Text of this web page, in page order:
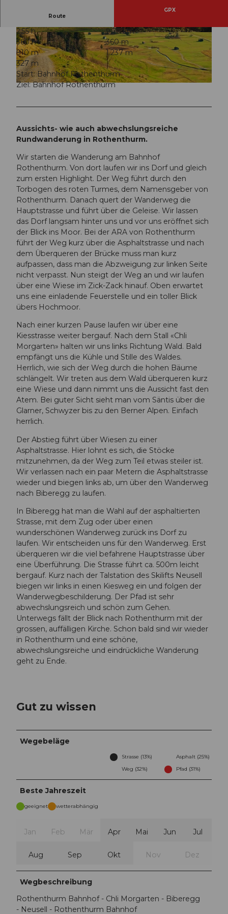
© Erlebnisregion Mythen, Schwyzer Wanderwege
© Erlebnisregion Mythen, Schwyzer Wanderwe
ge
© Erlebnisregion Mythen, Schwyzer Wanderwe
ge
Route
GPX
2:55 h
9,29 km
360 m
360 m
910 m
1.237 m
327 m
Start: Bahnhof Rothenthurm
Ziel: Bahnhof Rothenthurm
Aussichts- wie auch abwechslungsreiche
Rundwanderung in Rothenthurm.
Wir starten die Wanderung am Bahnhof
Rothenthurm. Von dort laufen wir ins Dorf und gleich
zum ersten Highlight. Der Weg führt durch den
Torbogen des roten Turmes, dem Namensgeber von
Rothenthurm. Danach quert der Wanderweg die
Hauptstrasse und führt über die Geleise. Wir lassen
das Dorf langsam hinter uns und vor uns eröffnet sich
der Blick ins Moor. Bei der ARA von Rothenthurm
führt der Weg kurz über die Asphaltstrasse und nach
dem Überqueren der Brücke muss man kurz
aufpassen, dass man die Abzweigung zur linken Seite
nicht verpasst. Nun steigt der Weg an und wir laufen
über eine Wiese im Zick-Zack hinauf. Oben erwartet
uns eine einladende Feuerstelle und ein toller Blick
übers Hochmoor.
Nach einer kurzen Pause laufen wir über eine
Kiesstrasse weiter bergauf. Nach dem Stall «Chli
Morgarten» halten wir uns links Richtung Wald. Bald
empfängt uns die Kühle und Stille des Waldes.
Herrlich, wie sich der Weg durch die hohen Bäume
schlängelt. Wir treten aus dem Wald überqueren kurz
eine Wiese und dann nimmt uns die Aussicht fast den
Atem. Bei guter Sicht sieht man vom Säntis über die
Glarner, Schwyzer bis zu den Berner Alpen. Einfach
herrlich.
Der Abstieg führt über Wiesen zu einer
Asphaltstrasse. Hier lohnt es sich, die Stöcke
mitzunehmen, da der Weg zum Teil etwas steiler ist.
Wir verlassen nach ein paar Metern die Asphaltstrasse
wieder und biegen links ab, um über den Wanderweg
nach Biberegg zu laufen.
In Biberegg hat man die Wahl auf der asphaltierten
Strasse, mit dem Zug oder über einen
wunderschönen Wanderweg zurück ins Dorf zu
laufen. Wir entscheiden uns für den Wanderweg. Erst
überqueren wir die viel befahrene Hauptstrasse über
eine Überführung. Die Strasse führt ca. 500m leicht
bergauf. Kurz nach der Talstation des Skilifts Neusell
biegen wir links in einen Kiesweg ein und folgen der
Wanderwegbeschilderung. Der Pfad ist sehr
abwechslungsreich und schön zum Gehen.
Unterwegs fällt der Blick nach Rothenthurm mit der
grossen, auffälligen Kirche. Schon bald sind wir wieder
in Rothenthurm und eine schöne,
abwechslungsreiche und eindrückliche Wanderung
geht zu Ende.
Gut zu wissen
Wegebeläge
Strasse (13%)
Asphalt (25%)
Weg (32%)
Pfad (31%)
Beste Jahreszeit
geeignet wetterabhängig
Jan Feb Mär Apr Mai Jun Jul
Aug Sep Okt Nov Dez
Wegbeschreibung
Rothenthurm Bahnhof - Chli Morgarten - Biberegg
- Neusell - Rothenthurm Bahnhof